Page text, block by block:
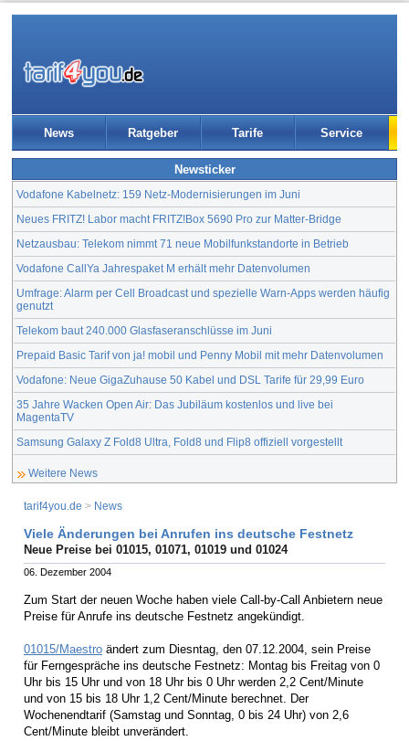
News Ratgeber Tarife Service
Newsticker
Vodafone Kabelnetz: 159 Netz-Modernisierungen im Juni
Neues FRITZ! Labor macht FRITZ!Box 5690 Pro zur Matter-Bridge
Netzausbau: Telekom nimmt 71 neue Mobilfunkstandorte in Betrieb
Vodafone CallYa Jahrespaket M erhält mehr Datenvolumen
Umfrage: Alarm per Cell Broadcast und spezielle Warn-Apps werden häufig
genutzt
Telekom baut 240.000 Glasfaseranschlüsse im Juni
Prepaid Basic Tarif von ja! mobil und Penny Mobil mit mehr Datenvolumen
Vodafone: Neue GigaZuhause 50 Kabel und DSL Tarife für 29,99 Euro
35 Jahre Wacken Open Air: Das Jubiläum kostenlos und live bei
MagentaTV
Samsung Galaxy Z Fold8 Ultra, Fold8 und Flip8 offiziell vorgestellt
Weitere News
tarif4you.de > News
Viele Änderungen bei Anrufen ins deutsche Festnetz
Neue Preise bei 01015, 01071, 01019 und 01024
06. Dezember 2004
Zum Start der neuen Woche haben viele Call-by-Call Anbietern neue
Preise für Anrufe ins deutsche Festnetz angekündigt.
01015/Maestro ändert zum Diesntag, den 07.12.2004, sein Preise
für Ferngespräche ins deutsche Festnetz: Montag bis Freitag von 0
Uhr bis 15 Uhr und von 18 Uhr bis 0 Uhr werden 2,2 Cent/Minute
und von 15 bis 18 Uhr 1,2 Cent/Minute berechnet. Der
Wochenendtarif (Samstag und Sonntag, 0 bis 24 Uhr) von 2,6
Cent/Minute bleibt unverändert.